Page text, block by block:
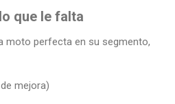
que le falta
moto perfecta en su segmento,
mejora)